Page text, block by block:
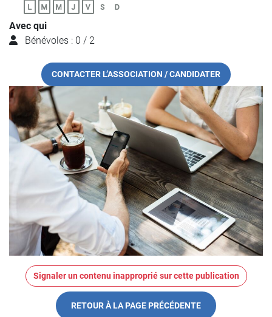
Avec qui
Bénévoles : 0 / 2
CONTACTER L’ASSOCIATION / CANDIDATER
Signaler un contenu inapproprié sur cette publication
RETOUR À LA PAGE PRÉCÉDENTE